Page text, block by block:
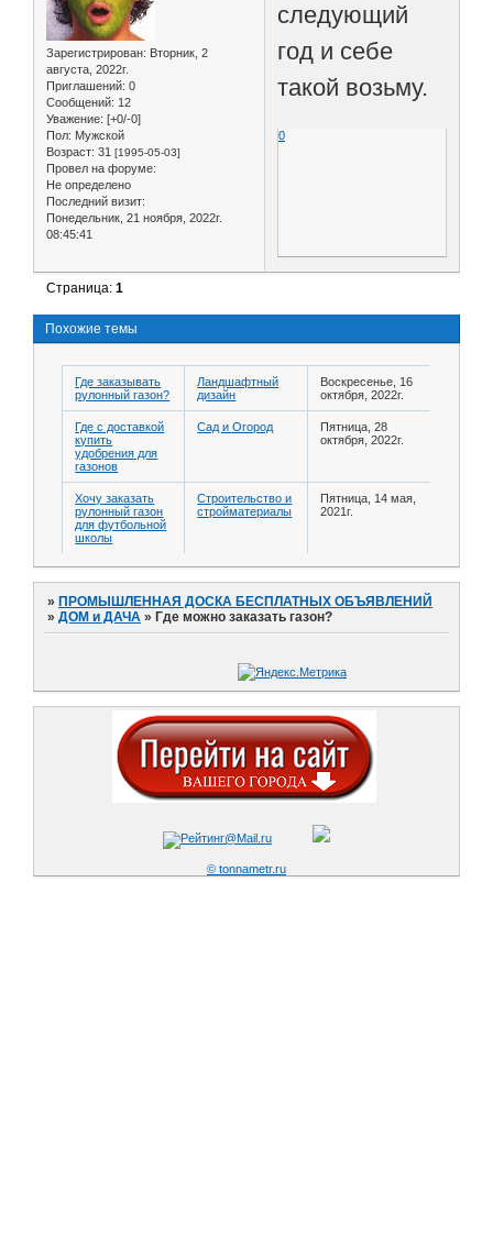
Зарегистрирован: Вторник, 2
августа, 2022г.
Приглашений: 0
Сообщений: 12
Уважение: [+0/-0]
Пол: Мужской
Возраст: 31 [1995-05-03]
Провел на форуме:
Не определено
Последний визит:
Понедельник, 21 ноября, 2022г.
08:45:41
следующий
год и себе
такой возьму.
0
Страница:1
Похожие темы
Где заказывать
рулонный газон?
Ландшафтный
дизайн
Воскресенье, 16
октября, 2022г.
Где с доставкой
купить
удобрения для
газонов
Сад и Огород
Пятница, 28
октября, 2022г.
Хочу заказать
рулонный газон
для футбольной
школы
Строительство и
стройматериалы
Пятница, 14 мая,
2021г.
»ПРОМЫШЛЕННАЯ ДОСКА БЕСПЛАТНЫХ ОБЪЯВЛЕНИЙ
»ДОМ и ДАЧА »Где можно заказать газон?
© tonnametr.ru